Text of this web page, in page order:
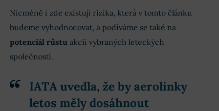
Nicméně i zde existují rizika, která v tomto článku
budeme vyhodnocovat, a podíváme se také na
potenciál růstu akcií vybraných leteckých
společností.
IATA uvedla, že by aerolinky
letos měly dosáhnout